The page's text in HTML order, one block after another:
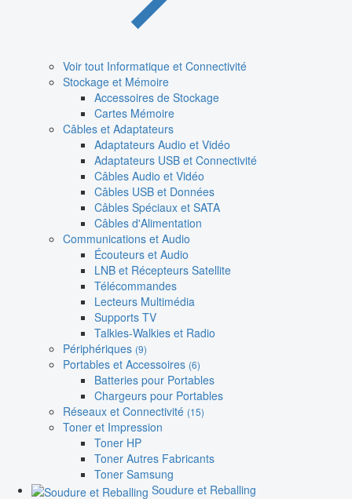
Voir tout Informatique et Connectivité
Stockage et Mémoire
Accessoires de Stockage
Cartes Mémoire
Câbles et Adaptateurs
Adaptateurs Audio et Vidéo
Adaptateurs USB et Connectivité
Câbles Audio et Vidéo
Câbles USB et Données
Câbles Spéciaux et SATA
Câbles d'Alimentation
Communications et Audio
Écouteurs et Audio
LNB et Récepteurs Satellite
Télécommandes
Lecteurs Multimédia
Supports TV
Talkies-Walkies et Radio
Périphériques (9)
Portables et Accessoires (6)
Batteries pour Portables
Chargeurs pour Portables
Réseaux et Connectivité (15)
Toner et Impression
Toner HP
Toner Autres Fabricants
Toner Samsung
Soudure et Reballing